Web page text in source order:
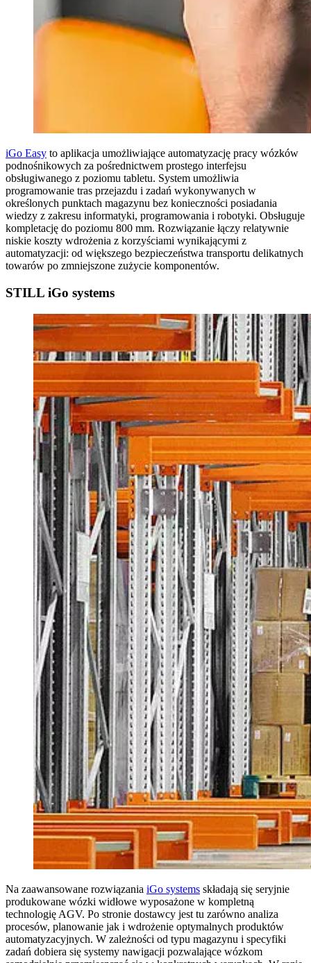
iGo Easy to aplikacja umożliwiające automatyzację pracy wózków
podnośnikowych za pośrednictwem prostego interfejsu
obsługiwanego z poziomu tabletu. System umożliwia
programowanie tras przejazdu i zadań wykonywanych w
określonych punktach magazynu bez konieczności posiadania
wiedzy z zakresu informatyki, programowania i robotyki. Obsługuje
kompletację do poziomu 800 mm. Rozwiązanie łączy relatywnie
niskie koszty wdrożenia z korzyściami wynikającymi z
automatyzacji: od większego bezpieczeństwa transportu delikatnych
towarów po zmniejszone zużycie komponentów.
STILL iGo systems
Na zaawansowane rozwiązania iGo systems składają się seryjnie
produkowane wózki widłowe wyposażone w kompletną
technologię AGV. Po stronie dostawcy jest tu zarówno analiza
procesów, planowanie jak i wdrożenie optymalnych produktów
automatyzacyjnych. W zależności od typu magazynu i specyfiki
zadań dobiera się systemy nawigacji pozwalające wózkom